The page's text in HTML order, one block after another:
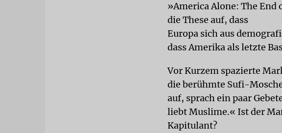
»America Alone: The End
die These auf, dass
Europa sich aus
dass Amerika als letzte
Vor Kurzem spazierte
die berühmte Sufi-
auf, sprach ein paar
liebt Muslime.« Ist der
Kapitulant?